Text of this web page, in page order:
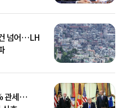
넘어…LH
관세…